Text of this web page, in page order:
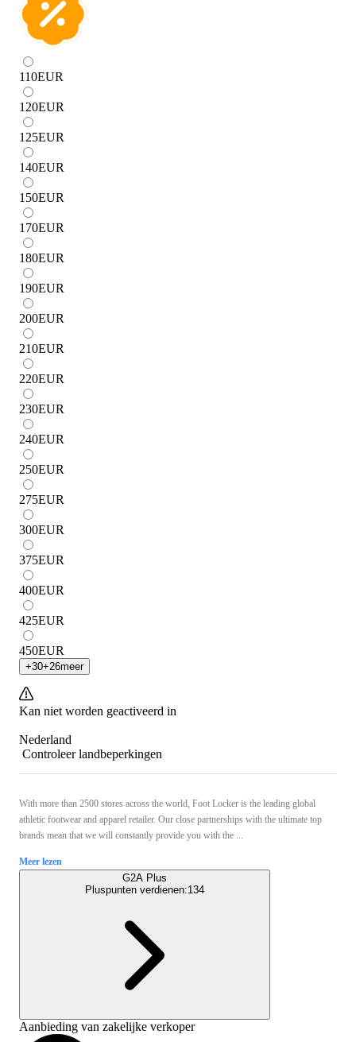
110EUR
120EUR
125EUR
140EUR
150EUR
170EUR
180EUR
190EUR
200EUR
210EUR
220EUR
230EUR
240EUR
250EUR
275EUR
300EUR
375EUR
400EUR
425EUR
450EUR
+30+26meer
Kan niet worden geactiveerd in
Nederland
Controleer landbeperkingen
With more than 2500 stores across the world, Foot Locker is the leading global
athletic footwear and apparel retailer. Our close partnerships with the ultimate top
brands mean that we will constantly provide you with the ...
Meer lezen
G2A Plus
Pluspunten verdienen:134
Aanbieding van zakelijke verkoper